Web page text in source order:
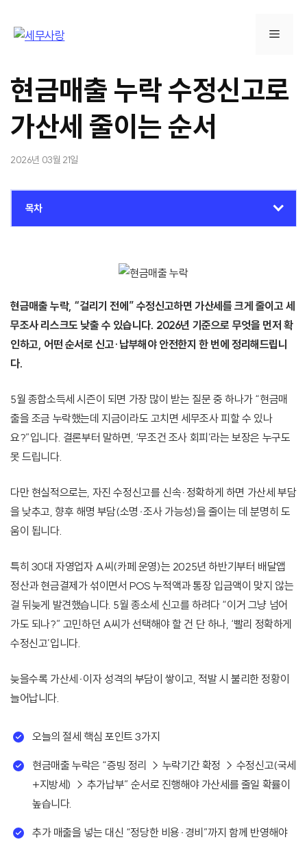
메
현금매출 누락 수정신고로
가산세 줄이는 순서
2026년 03월 21일
목차
현금매출 누락, “걸리기 전에” 수정신고하면 가산세를 크게 줄이고 세
무조사 리스크도 낮출 수 있습니다. 2026년 기준으로 무엇을 먼저 확
인하고, 어떤 순서로 신고·납부해야 안전한지 한 번에 정리해드립니
다.
5월 종합소득세 시즌이 되면 가장 많이 받는 질문 중 하나가 “현금매
출을 조금 누락했는데 지금이라도 고치면 세무조사 피할 수 있나
요?”입니다. 결론부터 말하면, ‘무조건 조사 회피’라는 보장은 누구도
못 드립니다.
다만 현실적으로는, 자진 수정신고를 신속·정확하게 하면 가산세 부담
을 낮추고, 향후 해명 부담(소명·조사 가능성)을 줄이는 데 분명히 도
움이 됩니다.
특히 30대 자영업자 A씨(카페 운영)는 2025년 하반기부터 배달앱
정산과 현금결제가 섞이면서 POS 누적액과 통장 입금액이 맞지 않는
걸 뒤늦게 발견했습니다. 5월 종소세 신고를 하려다 “이거 그냥 넘어
가도 되나?” 고민하던 A씨가 선택해야 할 건 단 하나, ‘빨리 정확하게
수정신고’입니다.
늦을수록 가산세·이자 성격의 부담이 쌓이고, 적발 시 불리한 정황이
늘어납니다.
오늘의 절세 핵심 포인트 3가지
현금매출 누락은 “증빙 정리 → 누락기간 확정 → 수정신고(국세
+지방세) → 추가납부” 순서로 진행해야 가산세를 줄일 확률이
높습니다.
추가 매출을 넣는 대신 “정당한 비용·경비”까지 함께 반영해야